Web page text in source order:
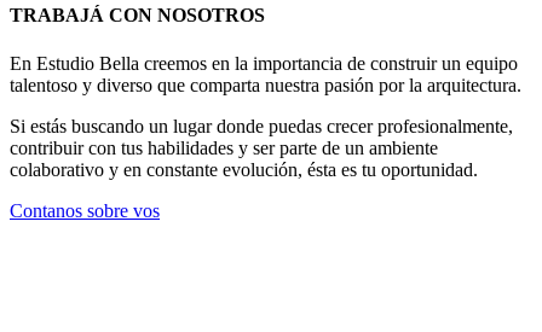
TRABAJÁ CON NOSOTROS
En Estudio Bella creemos en la importancia de construir un equipo
talentoso y diverso que comparta nuestra pasión por la arquitectura.
Si estás buscando un lugar donde puedas crecer profesionalmente,
contribuir con tus habilidades y ser parte de un ambiente
colaborativo y en constante evolución, ésta es tu oportunidad.
Contanos sobre vos